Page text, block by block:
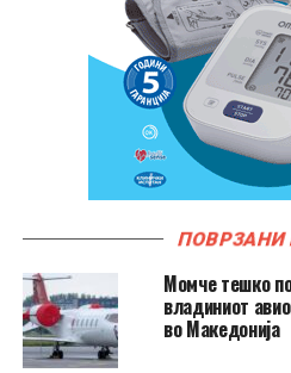
ПОВРЗАНИ
Момче тешко
владиниот
во Македонија